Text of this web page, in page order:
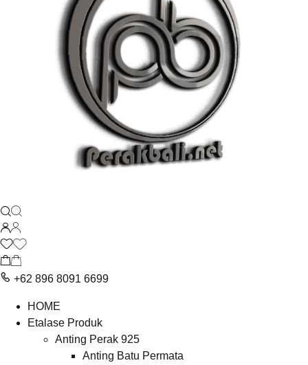
+62 896 8091 6699
HOME
Etalase Produk
Anting Perak 925
Anting Batu Permata